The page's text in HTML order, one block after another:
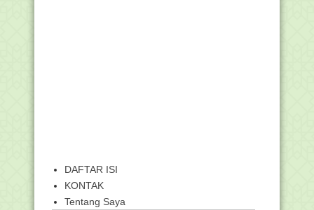
DAFTAR ISI
KONTAK
Tentang Saya